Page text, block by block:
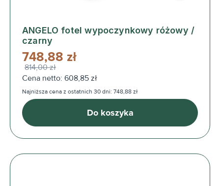
ANGELO fotel wypoczynkowy różowy /
czarny
748,88 zł
814,00 zł
Cena netto: 608,85 zł
Najniższa cena z ostatnich 30 dni: 748,88 zł
Do koszyka